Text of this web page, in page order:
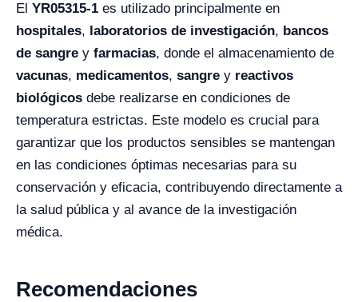
El YR05315-1 es utilizado principalmente en
hospitales, laboratorios de investigación, bancos
de sangre y farmacias, donde el almacenamiento de
vacunas, medicamentos, sangre y reactivos
biológicos debe realizarse en condiciones de
temperatura estrictas. Este modelo es crucial para
garantizar que los productos sensibles se mantengan
en las condiciones óptimas necesarias para su
conservación y eficacia, contribuyendo directamente a
la salud pública y al avance de la investigación
médica.
Recomendaciones